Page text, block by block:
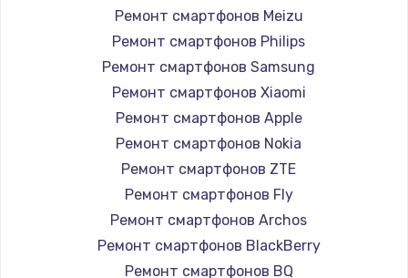
990 руб.
Заказать
Настройка Wi-Fi
1030 руб.
Заказать
Замена шим-контроллера
3900 руб.
Заказать
Ремонт смартфонов Meizu
Ремонт смартфонов Philips
Ремонт смартфонов Samsung
Ремонт смартфонов Xiaomi
Ремонт смартфонов Apple
Ремонт смартфонов Nokia
Ремонт смартфонов ZTE
Ремонт смартфонов Fly
Ремонт смартфонов Archos
Ремонт смартфонов BlackBerry
Ремонт смартфонов BQ